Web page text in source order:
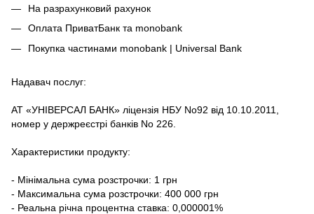
На разрахунковий рахунок
Оплата ПриватБанк та monobank
Покупка частинами monobank | Universal Bank
Надавач послуг:
АТ «УНІВЕРСАЛ БАНК» ліцензія НБУ No92 від 10.10.2011,
номер у держреєстрі банків No 226.
Характеристики продукту:
- Мінімальна сума розстрочки: 1 грн
- Максимальна сума розстрочки: 400 000 грн
- Реальна річна процентна ставка: 0,000001%